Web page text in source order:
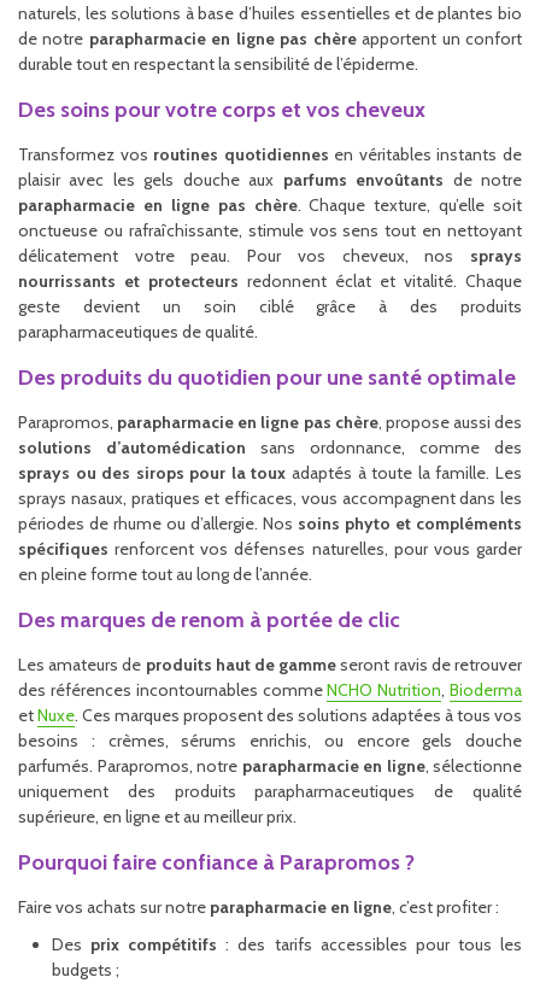
naturels, les solutions à base d’huiles essentielles et de plantes bio
de notre parapharmacie en ligne pas chèreapportent un confort
durable tout en respectant la sensibilité de l’épiderme.
Des soins pour votre corps et vos cheveux
Transformez vos routines quotidiennes en véritables instants de
plaisir avec les gels douche aux parfums envoûtants de notre
parapharmacie en ligne pas chère. Chaque texture, qu’elle soit
onctueuse ou rafraîchissante, stimule vos sens tout en nettoyant
délicatement votre peau. Pour vos cheveux, nos sprays
nourrissants et protecteurs redonnent éclat et vitalité. Chaque
geste devient un soin ciblé grâce à des produits
parapharmaceutiques de qualité.
Des produits du quotidien pour une santé optimale
Parapromos, parapharmacie en ligne pas chère, propose aussi des
solutions d’automédication sans ordonnance, comme des
sprays ou des sirops pour la toux adaptés à toute la famille. Les
sprays nasaux, pratiques et efficaces, vous accompagnent dans les
périodes de rhume ou d’allergie. Nos soins phyto et compléments
spécifiques renforcent vos défenses naturelles, pour vous garder
en pleine forme tout au long de l’année.
Des marques de renom à portée de clic
Les amateurs de produits haut de gammeseront ravis de retrouver
des références incontournables commeNCHO Nutrition,Bioderma
etNuxe. Ces marques proposent des solutions adaptées à tous vos
besoins : crèmes, sérums enrichis, ou encore gels douche
parfumés. Parapromos, notre parapharmacie en ligne, sélectionne
uniquement des produits parapharmaceutiques de qualité
supérieure, en ligne et au meilleur prix.
Pourquoi faire confiance à Parapromos ?
Faire vos achats sur notre parapharmacie en ligne, c’est profiter :
Des prix compétitifs : des tarifs accessibles pour tous les
budgets ;